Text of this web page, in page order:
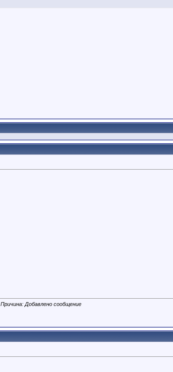
Причина: Добавлено сообщение